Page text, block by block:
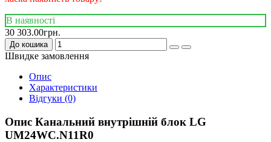
В наявності
30 303.00грн.
До кошика
Швидке замовлення
Опис
Характеристики
Відгуки (0)
Опис Канальний внутрішній блок LG
UM24WC.N11R0